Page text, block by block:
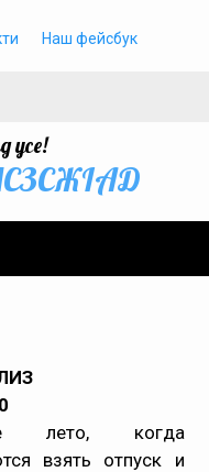
Наш фейсбук
усе!
лето, когда
взять отпуск и